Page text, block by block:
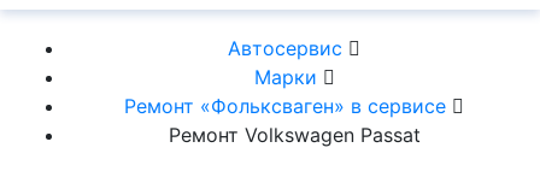
Автосервис
Марки
Ремонт «Фольксваген» в сервисе
Ремонт Volkswagen Passat